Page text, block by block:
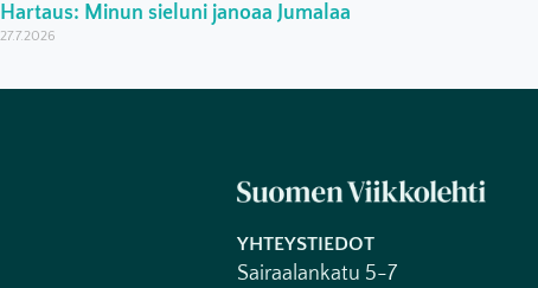
Hartaus: Minun sieluni janoaa Jumalaa
27.7.2026
YHTEYSTIEDOT
Sairaalankatu 5-7